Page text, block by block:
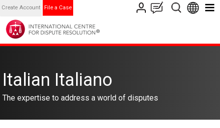
Create Account File a Case
Italian Italiano
The expertise to address a world of disputes